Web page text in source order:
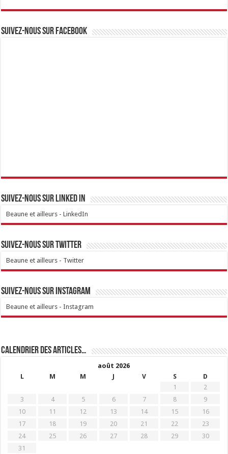
Suivez-nous sur Facebook
Suivez-nous sur linked IN
Beaune et ailleurs - LinkedIn
Suivez-nous sur Twitter
Beaune et ailleurs - Twitter
Suivez-nous sur Instagram
Beaune et ailleurs - Instagram
Calendrier des articles…
août 2026
L
M M J V S
D
1
2
3
4 5 6 7 8
9
10
11 12 13 14 15
16
17
18 19 20 21 22
23
24
25 26 27 28 29
30
31